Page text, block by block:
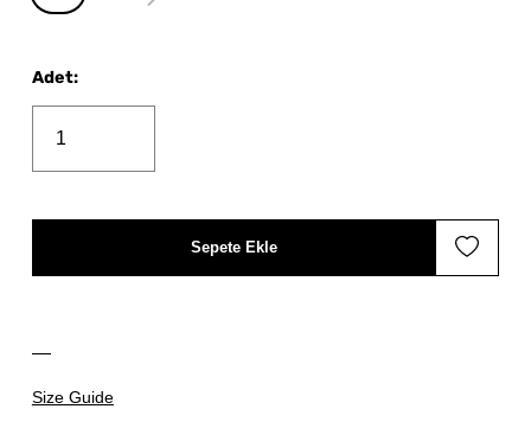
Size Guide
Adet:
Sepete Ekle